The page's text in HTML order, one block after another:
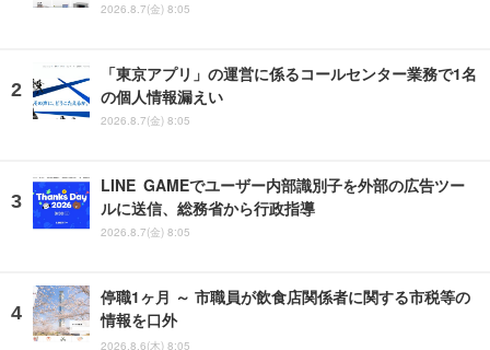
2026.8.7(金) 8:05
「東京アプリ」の運営に係るコールセンター業務で1名
の個人情報漏えい
2026.8.7(金) 8:05
LINE GAMEでユーザー内部識別子を外部の広告ツー
ルに送信、総務省から行政指導
2026.8.7(金) 8:05
停職1ヶ月 ～ 市職員が飲食店関係者に関する市税等の
情報を口外
2026.8.6(木) 8:05